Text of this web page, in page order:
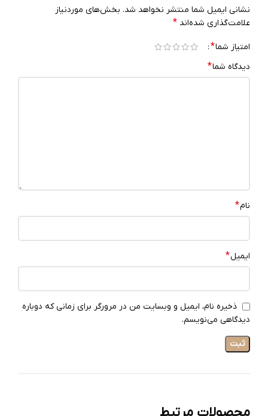
نشانی ایمیل شما منتشر نخواهد شد. بخش‌های موردنیاز
علامت‌گذاری شده‌اند *
امتیاز شما*
دیدگاه شما*
نام*
ایمیل*
ذخیره نام، ایمیل و وبسایت من در مرورگر برای زمانی که دوباره
دیدگاهی می‌نویسم.
محصولات مرتبط